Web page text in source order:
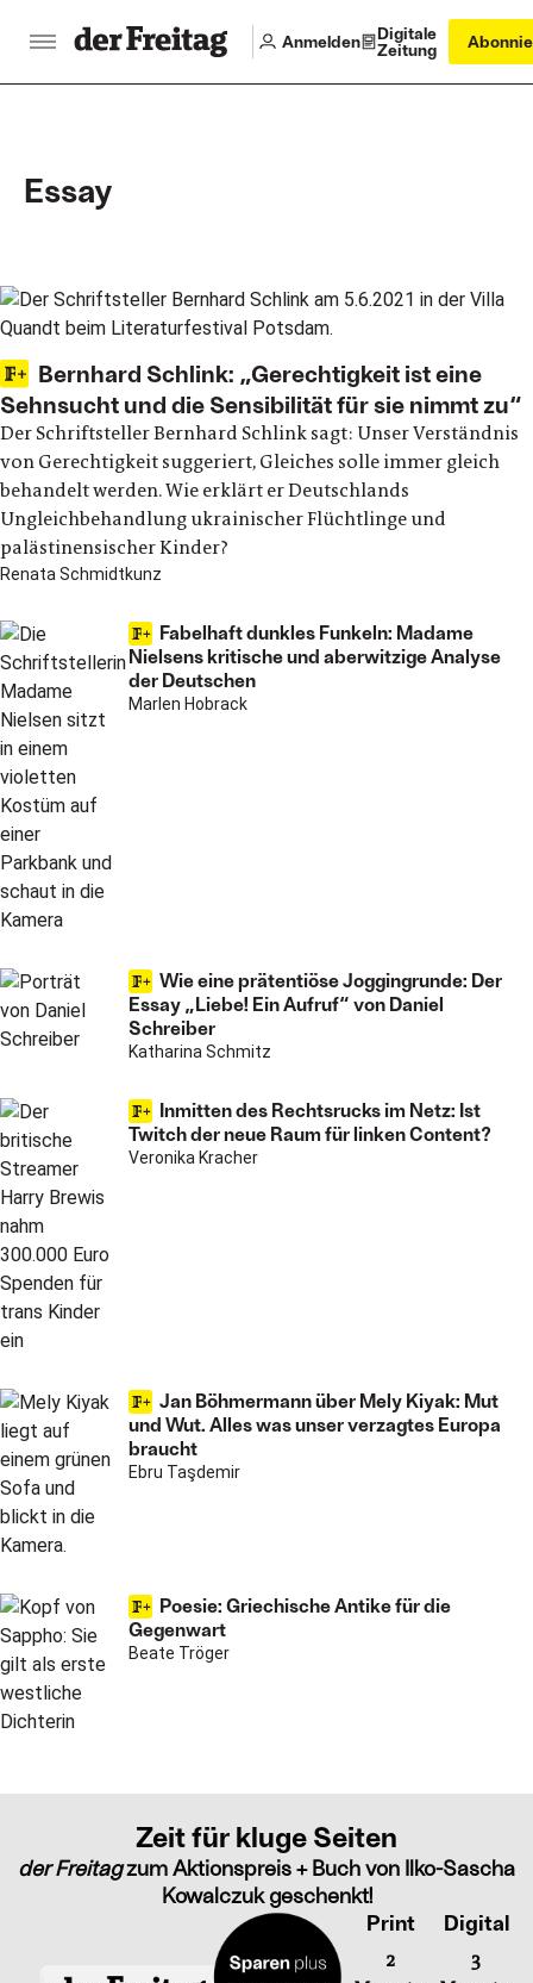
Anmelden
Digitale
Zeitung
Essay
Main articles
Bernhard Schlink: „Gerechtigkeit ist eine
Sehnsucht und die Sensibilität für sie nimmt zu“
Der Schriftsteller Bernhard Schlink sagt: Unser Verständnis
von Gerechtigkeit suggeriert, Gleiches solle immer gleich
behandelt werden. Wie erklärt er Deutschlands
Ungleichbehandlung ukrainischer Flüchtlinge und
palästinensischer Kinder?
Renata Schmidtkunz
Fabelhaft dunkles Funkeln: Madame
Nielsens kritische und aberwitzige Analyse
der Deutschen
Marlen Hobrack
Wie eine prätentiöse Joggingrunde: Der
Essay „Liebe! Ein Aufruf“ von Daniel
Schreiber
Katharina Schmitz
Inmitten des Rechtsrucks im Netz: Ist
Twitch der neue Raum für linken Content?
Veronika Kracher
Jan Böhmermann über Mely Kiyak: Mut
und Wut. Alles was unser verzagtes Europa
braucht
Ebru Taşdemir
Poesie: Griechische Antike für die
Gegenwart
Beate Tröger
Zeit für kluge Seiten
der Freitagzum Aktionspreis + Buch von Ilko-Sascha
Kowalczuk geschenkt!
Print
2
Digital
3